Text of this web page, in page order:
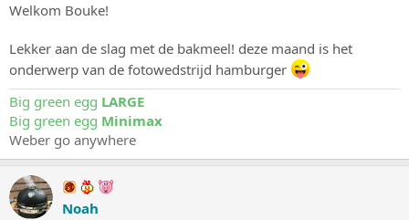
Welkom Bouke!
Lekker aan de slag met de bakmeel! deze maand is het
onderwerp van de fotowedstrijd hamburger
Big green egg LARGE
Big green egg Minimax
Weber go anywhere
Noah